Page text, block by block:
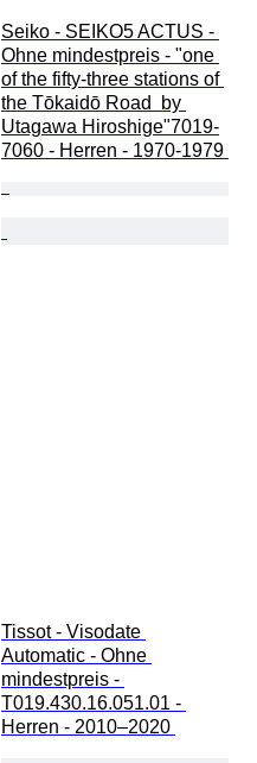
Seiko - SEIKO5 ACTUS -
Ohne mindestpreis - "one
of the fifty-three stations of
the Tōkaidō Road  by
Utagawa Hiroshige"7019-
7060 - Herren - 1970-1979
Tissot - Visodate
Automatic - Ohne
mindestpreis -
T019.430.16.051.01 -
Herren - 2010–2020